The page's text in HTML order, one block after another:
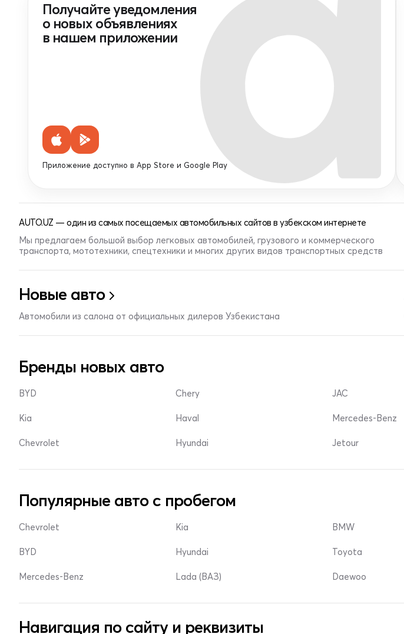
Получайте уведомления
о новых объявлениях
в нашем приложении
Приложение доступно в App Store и Google Play
AUTO.UZ — один из самых посещаемых автомобильных сайтов в узбекском интернете
Мы предлагаем большой выбор легковых автомобилей, грузового и коммерческого
транспорта, мототехники, спецтехники и многих других видов транспортных средств
Новые авто
Автомобили из салона от официальных дилеров Узбекистана
Бренды новых авто
BYD
Kia
Chevrolet
Chery
Haval
Hyundai
JAC
Mercedes-Benz
Jetour
Популярные авто с пробегом
Chevrolet
BYD
Mercedes-Benz
Kia
Hyundai
Lada (ВАЗ)
BMW
Toyota
Daewoo
Навигация по сайту и реквизиты